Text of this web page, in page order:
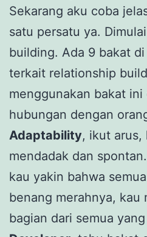
Sekarang aku coba
satu persatu ya.
building. Ada 9 bakat
terkait relationship
menggunakan bakat ini
hubungan dengan
Adaptability, ikut arus,
mendadak dan spontan.
kau yakin bahwa
benang merahnya, kau
bagian dari semua